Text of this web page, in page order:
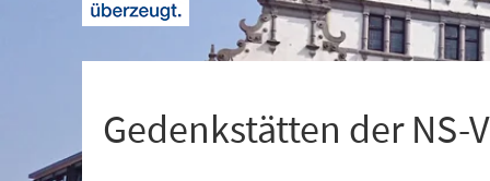
Gedenkstätten der NS-